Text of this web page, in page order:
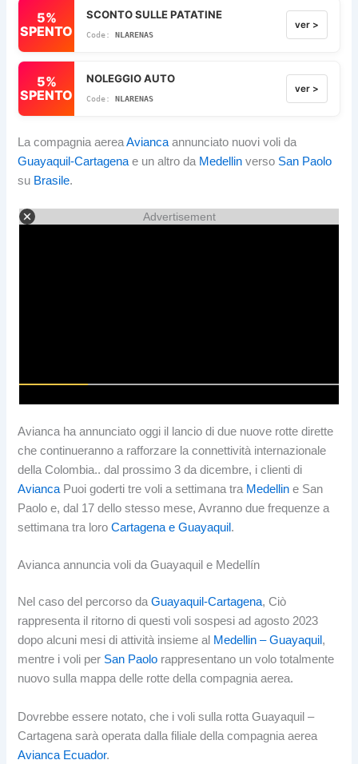
5%
SPENTO
SCONTO SULLE PATATINE
NLARENAS
ver >
5%
SPENTO
NOLEGGIO AUTO
NLARENAS
ver >
La compagnia aereaAvianca annunciato nuovi voli da
Guayaquil-Cartagena e un altro da Medellin verso San Paolo
su Brasile.
Advertisement
Avianca ha annunciato oggi il lancio di due nuove rotte dirette
che continueranno a rafforzare la connettività internazionale
della Colombia.. dal prossimo 3 da dicembre, i clienti di
Avianca Puoi goderti tre voli a settimana tra Medellin e San
Paolo e, dal 17 dello stesso mese, Avranno due frequenze a
settimana tra loroCartagena e Guayaquil .
Avianca annuncia voli da Guayaquil e Medellín
Nel caso del percorso daGuayaquil-Cartagena, Ciò
rappresenta il ritorno di questi voli sospesi ad agosto 2023
dopo alcuni mesi di attività insieme al Medellin – Guayaquil ,
mentre i voli per San Paolo rappresentano un volo totalmente
nuovo sulla mappa delle rotte della compagnia aerea.
Dovrebbe essere notato, che i voli sulla rotta Guayaquil –
Cartagena sarà operata dalla filiale della compagnia aerea
Avianca Ecuador.